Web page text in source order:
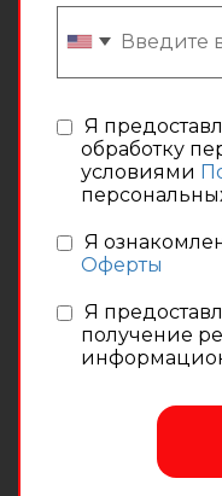
Я
обработку
условиями
Я
Оферты
Я
получение